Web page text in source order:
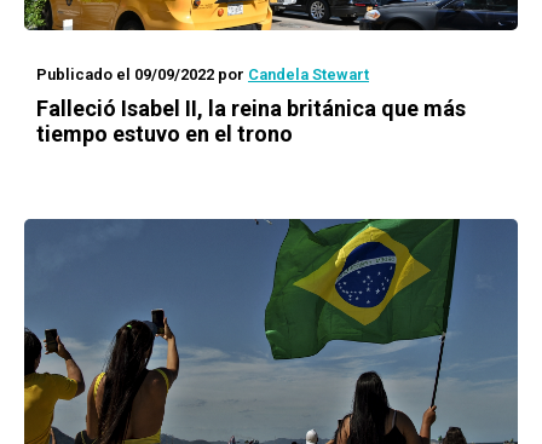
Publicado el 09/09/2022 por Candela Stewart
Falleció Isabel II, la reina británica que más
tiempo estuvo en el trono